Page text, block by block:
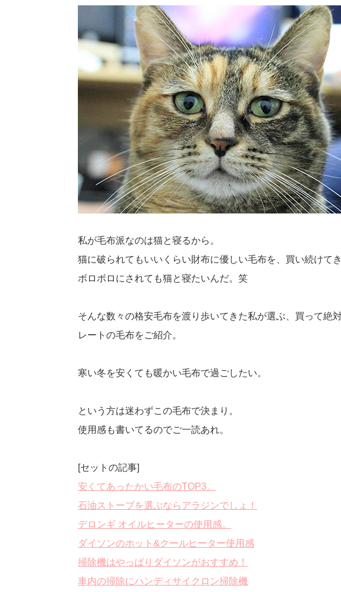
私が毛布派なのは猫と寝るから。
猫に破られてもいいくらい財布に優しい毛布を、買い続けてき
ボロボロにされても猫と寝たいんだ。笑
そんな数々の格安毛布を渡り歩いてきた私が選ぶ、買って絶
レートの毛布をご紹介。
寒い冬を安くても暖かい毛布で過ごしたい。
という方は迷わずこの毛布で決まり。
使用感も書いてるのでご一読あれ。
[セットの記事]
安くてあったかい毛布のTOP3。
石油ストーブを選ぶならアラジンでしょ！
デロンギ オイルヒーターの使用感。
ダイソンのホット&クールヒーター使用感
掃除機はやっぱりダイソンがおすすめ！
車内の掃除にハンディサイクロン掃除機